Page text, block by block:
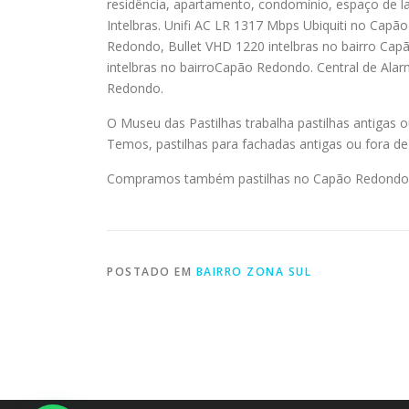
residência, apartamento, condomínio, espaço de
Intelbras. Unifi AC LR 1317 Mbps Ubiquiti no
Redondo, Bullet VHD 1220 intelbras no bairro
intelbras no bairroCapão Redondo. Central de
Redondo.
O Museu das Pastilhas trabalha pastilhas
Temos, pastilhas para fachadas antigas ou fora
Compramos também pastilhas no Capão
POSTADO EM BAIRRO ZONA SUL